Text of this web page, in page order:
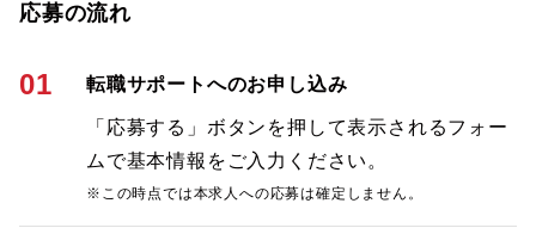
応募の流れ
01 転職サポートへのお申し込み
「応募する」ボタンを押して表示されるフォー
ムで基本情報をご入力ください。
※この時点では本求人への応募は確定しません。